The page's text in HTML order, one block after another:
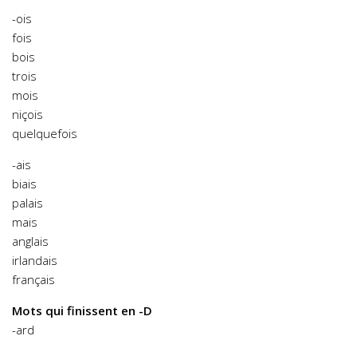
-ois
fois
bois
trois
mois
niçois
quelquefois
-ais
biais
palais
mais
anglais
irlandais
français
Mots qui finissent en -D
-ard